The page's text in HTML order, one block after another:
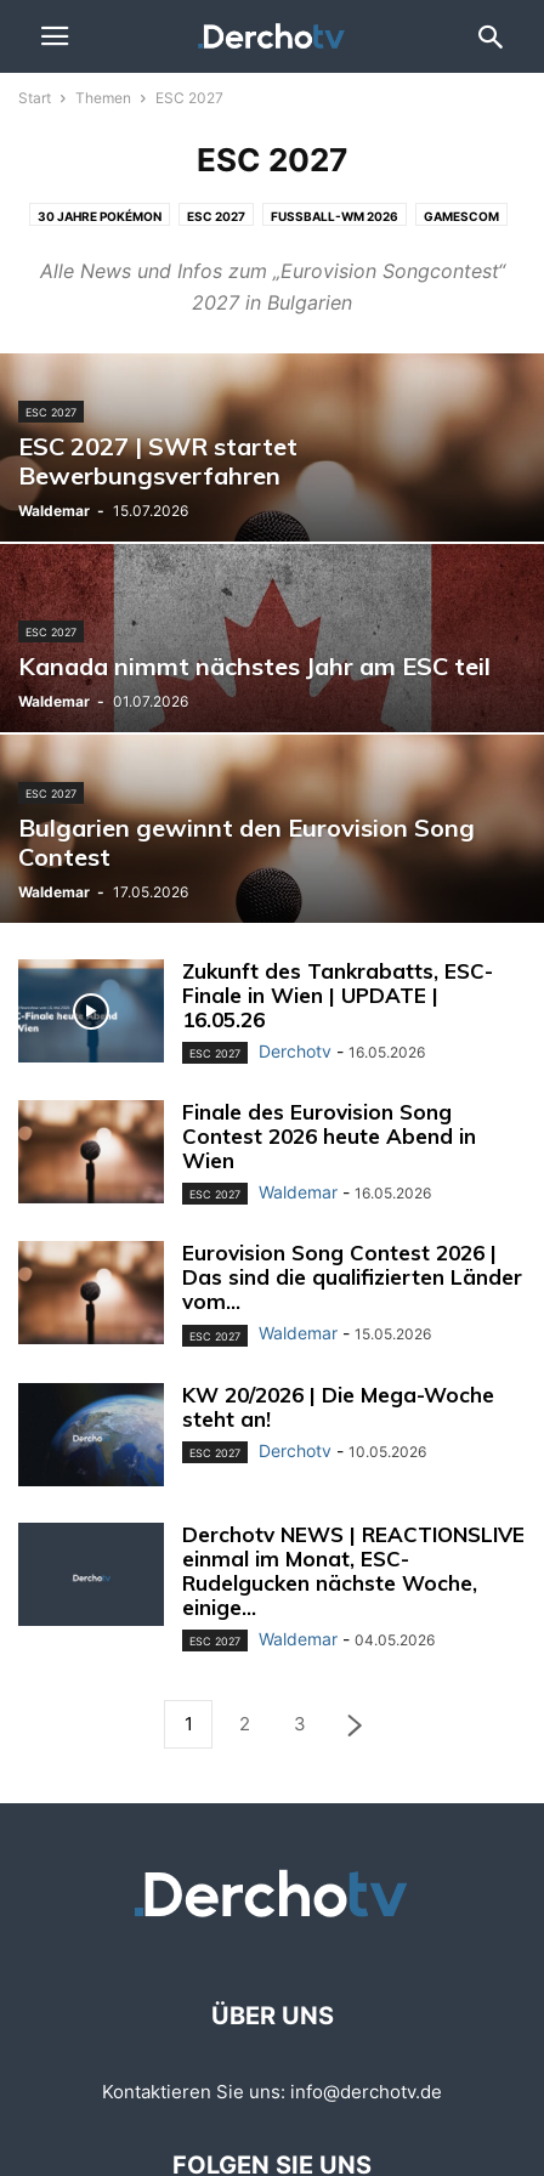
Start Themen ESC 2027
ESC 2027
30 JAHRE POKÉMON ESC 2027 FUSSBALL-WM 2026 GAMESCOM
Alle News und Infos zum „Eurovision Songcontest“
2027 in Bulgarien
ESC 2027
ESC 2027 | SWR startet
Bewerbungsverfahren
Waldemar - 15.07.2026
ESC 2027
Kanada nimmt nächstes Jahr am ESC teil
Waldemar - 01.07.2026
ESC 2027
Bulgarien gewinnt den Eurovision Song
Contest
Waldemar - 17.05.2026
Zukunft des Tankrabatts, ESC-
Finale in Wien | UPDATE |
16.05.26
ESC 2027 Derchotv - 16.05.2026
Finale des Eurovision Song
Contest 2026 heute Abend in
Wien
ESC 2027 Waldemar - 16.05.2026
Eurovision Song Contest 2026 |
Das sind die qualifizierten Länder
vom...
ESC 2027 Waldemar - 15.05.2026
KW 20/2026 | Die Mega-Woche
steht an!
ESC 2027 Derchotv - 10.05.2026
Derchotv NEWS | REACTIONSLIVE
einmal im Monat, ESC-
Rudelgucken nächste Woche,
einige...
ESC 2027 Waldemar - 04.05.2026
1 2 3
ÜBER UNS
Kontaktieren Sie uns: info@derchotv.de
FOLGEN SIE UNS